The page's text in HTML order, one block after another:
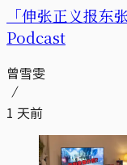
「伸张正义报东
Podcast
曾雪雯
1 天前